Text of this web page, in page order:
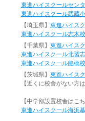
東進ハイスクールセン
東進ハイスクール武蔵
【埼玉県】 東進ハイス
東進ハイスクール志木校
【千葉県】 東進ハイス
東進ハイスクール北習
東進ハイスクール船橋校
【茨城県】 東進ハイス
【近くに校舎がない方
【中学部設置校舎はこち
東進ハイスクール海浜